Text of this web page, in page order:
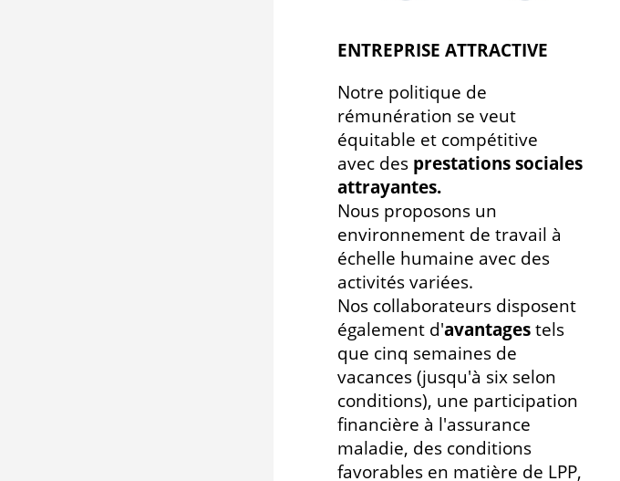
ENTREPRISE ATTRACTIVE
Notre politique de
rémunération se veut
équitable et compétitive
avec des prestations sociales
attrayantes.
Nous proposons un
environnement de travail à
échelle humaine avec des
activités variées.
Nos collaborateurs disposent
également d'avantagestels
que cinq semaines de
vacances (jusqu'à six selon
conditions), une participation
financière à l'assurance
maladie, des conditions
favorables en matière de LPP,